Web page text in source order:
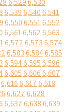
6,5296,530
6,5396,5406,541
6,5506,5516,552
6,5616,5626,563
6,5726,5736,574
6,5836,5846,585
6,5946,5956,596
6,6056,6066,607
6,6166,6176,618
6,6276,628
6,6376,6386,639